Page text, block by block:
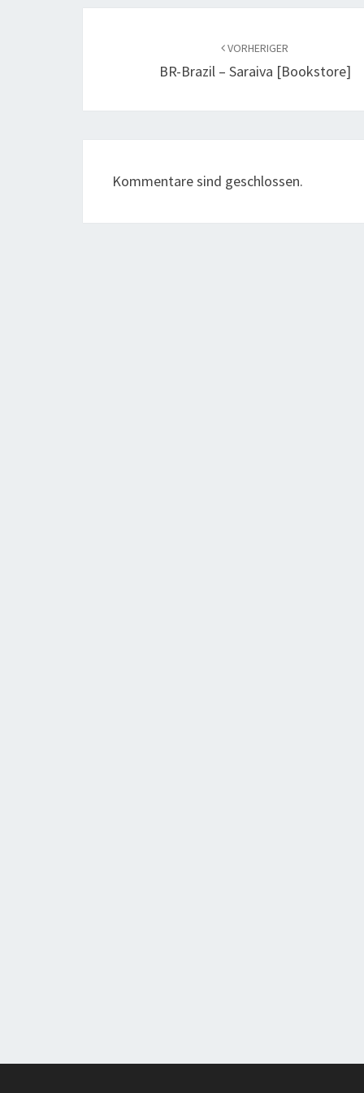
Beitragsnavigation
VORHERIGER
BR-Brazil – Saraiva [bookstore]
Kommentare sind geschlossen.